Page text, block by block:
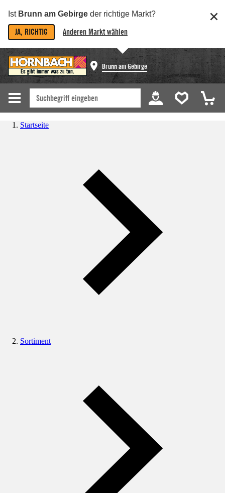
Ist Brunn am Gebirge der richtige Markt?
JA, RICHTIG Anderen Markt wählen
Brunn am Gebirge
Startseite
Sortiment